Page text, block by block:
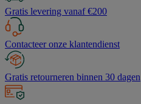
Gratis levering vanaf €200
Contacteer onze klantendienst
Gratis retourneren binnen 30 dagen